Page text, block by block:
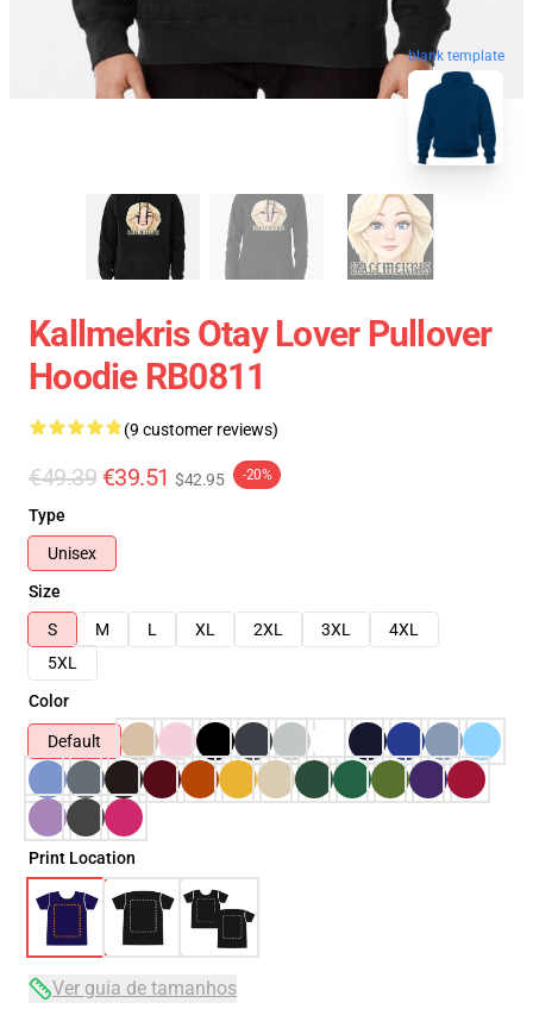
blank template
Kallmekris Otay Lover Pullover
Hoodie RB0811
(9 customer reviews)
€49.39 €39.51 $42.95 -20%
Type
Unisex
Size
S
M L XL 2XL 3XL
4XL
5XL
Color
Default
Print Location
Ver guia de tamanhos